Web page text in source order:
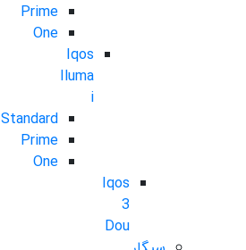
Prime
One
Iqos
Iluma
i
Standard
Prime
One
Iqos
3
Dou